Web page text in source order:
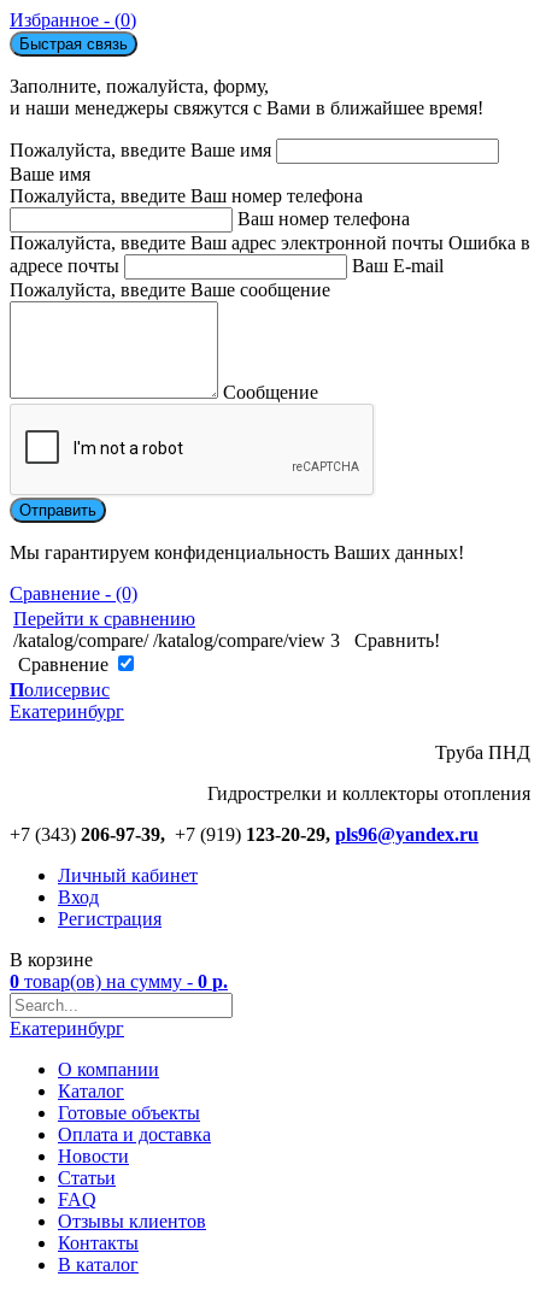
Избранное - (0)
Быстрая связь
Заполните, пожалуйста, форму,
и наши менеджеры свяжутся с Вами в ближайшее время!
Пожалуйста, введите Ваше имя
Ваше имя
Пожалуйста, введите Ваш номер телефона
Ваш номер телефона
Пожалуйста, введите Ваш адрес электронной почты Ошибка в
адресе почты
Ваш E-mail
Пожалуйста, введите Ваше сообщение
Сообщение
Мы гарантируем конфиденциальность Ваших данных!
Сравнение - (0)
Перейти к сравнению
/katalog/compare/ /katalog/compare/view 3
Сравнить!
Cравнение
Полисервис
Екатеринбург
Труба ПНД
Гидрострелки и коллекторы отопления
+7 (343) 206-97-39, +7 (919) 123-20-29, pls96@yandex.ru
Личный кабинет
Вход
Регистрация
В корзине
0 товар(ов) на сумму - 0 р.
Екатеринбург
О компании
Каталог
Готовые объекты
Оплата и доставка
Новости
Статьи
FAQ
Отзывы клиентов
Контакты
В каталог